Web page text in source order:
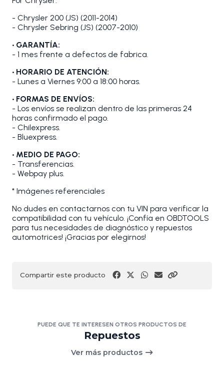
- Chrysler 200 (JS) (2011-2014)
- Chrysler Sebring (JS) (2007-2010)
• GARANTÍA:
- 1 mes frente a defectos de fabrica.
• HORARIO DE ATENCIÓN:
- Lunes a Viernes 9:00 a 18:00 horas.
• FORMAS DE ENVÍOS:
- Los envíos se realizan dentro de las primeras 24
horas confirmado el pago.
- Chilexpress.
- Bluexpress.
• MEDIO DE PAGO:
- Transferencias.
- Webpay plus.
* Imágenes referenciales
No dudes en contactarnos con tu VIN para verificar la
compatibilidad con tu vehículo. ¡Confía en OBDTOOLS
para tus necesidades de diagnóstico y repuestos
automotrices! ¡Gracias por elegirnos!
Compartir este producto
PUEDE QUE TE INTERESEN OTROS PRODUCTOS DE
Repuestos
Ver más productos